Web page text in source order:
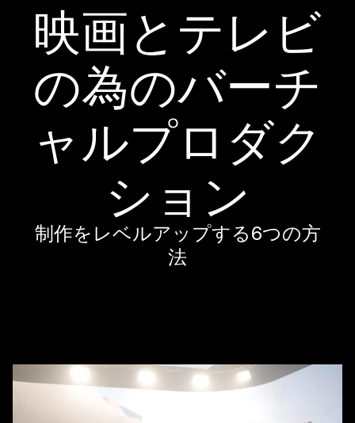
映画とテレビ
の為のバーチ
ャルプロダク
ション
制作をレベルアップする6つの方
法